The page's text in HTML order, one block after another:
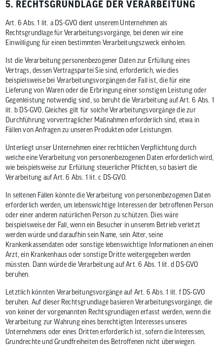
5. RECHTSGRUNDLAGE DER VERARBEITUNG
Art. 6 Abs. 1 lit. a DS-GVO dient unserem Unternehmen als
Rechtsgrundlage für Verarbeitungsvorgänge, bei denen wir eine
Einwilligung für einen bestimmten Verarbeitungszweck einholen.
Ist die Verarbeitung personenbezogener Daten zur Erfüllung eines
Vertrags, dessen Vertragspartei Sie sind, erforderlich, wie dies
beispielsweise bei Verarbeitungsvorgängen der Fall ist, die für eine
Lieferung von Waren oder die Erbringung einer sonstigen Leistung oder
Gegenleistung notwendig sind, so beruht die Verarbeitung auf Art. 6 Abs. 1
lit. b DS-GVO. Gleiches gilt für solche Verarbeitungsvorgänge die zur
Durchführung vorvertraglicher Maßnahmen erforderlich sind, etwa in
Fällen von Anfragen zu unseren Produkten oder Leistungen.
Unterliegt unser Unternehmen einer rechtlichen Verpflichtung durch
welche eine Verarbeitung von personenbezogenen Daten erforderlich wird,
wie beispielsweise zur Erfüllung steuerlicher Pflichten, so basiert die
Verarbeitung auf Art. 6 Abs. 1 lit. c DS-GVO.
In seltenen Fällen könnte die Verarbeitung von personenbezogenen Daten
erforderlich werden, um lebenswichtige Interessen der betroffenen Person
oder einer anderen natürlichen Person zu schützen. Dies wäre
beispielsweise der Fall, wenn ein Besucher in unserem Betrieb verletzt
werden würde und daraufhin sein Name, sein Alter, seine
Krankenkassendaten oder sonstige lebenswichtige Informationen an einen
Arzt, ein Krankenhaus oder sonstige Dritte weitergegeben werden
müssten. Dann würde die Verarbeitung auf Art. 6 Abs. 1 lit. d DS-GVO
beruhen.
Letztlich könnten Verarbeitungsvorgänge auf Art. 6 Abs. 1 lit. f DS-GVO
beruhen. Auf dieser Rechtsgrundlage basieren Verarbeitungsvorgänge, die
von keiner der vorgenannten Rechtsgrundlagen erfasst werden, wenn die
Verarbeitung zur Wahrung eines berechtigten Interesses unseres
Unternehmens oder eines Dritten erforderlich ist, sofern die Interessen,
Grundrechte und Grundfreiheiten des Betroffenen nicht überwiegen.